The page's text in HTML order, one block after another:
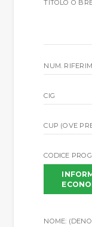
TITOLO O
NUM.
CIG
CUP (OVE
CODICE
NOME: